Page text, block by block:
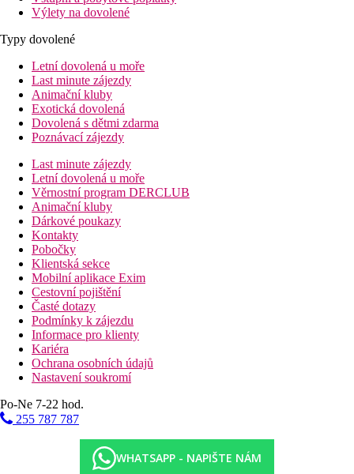
Výlety na dovolené
Typy dovolené
Letní dovolená u moře
Last minute zájezdy
Animační kluby
Exotická dovolená
Dovolená s dětmi zdarma
Poznávací zájezdy
Last minute zájezdy
Letní dovolená u moře
Věrnostní program DERCLUB
Animační kluby
Dárkové poukazy
Kontakty
Pobočky
Klientská sekce
Mobilní aplikace Exim
Cestovní pojištění
Časté dotazy
Podmínky k zájezdu
Informace pro klienty
Kariéra
Ochrana osobních údajů
Nastavení soukromí
Po-Ne 7-22 hod.
255 787 787
WHATSAPP - NAPIŠTE NÁM